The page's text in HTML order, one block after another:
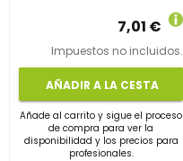
7,01 €
Impuestos no incluidos.
AÑADIR A LA CESTA
Añade al carrito y sigue el proceso
de compra para ver la
disponibilidad y los precios para
profesionales.